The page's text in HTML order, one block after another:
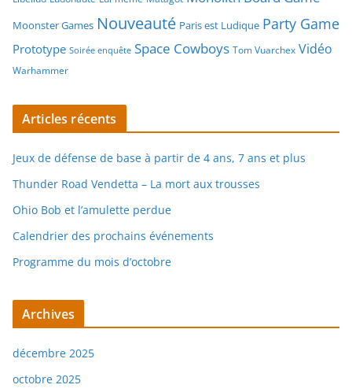
Moonster Games Nouveauté Paris est Ludique Party Game
Prototype Soirée enquête Space Cowboys Tom Vuarchex Vidéo
Warhammer
Articles récents
Jeux de défense de base à partir de 4 ans, 7 ans et plus
Thunder Road Vendetta – La mort aux trousses
Ohio Bob et l’amulette perdue
Calendrier des prochains événements
Programme du mois d’octobre
Archives
décembre 2025
octobre 2025